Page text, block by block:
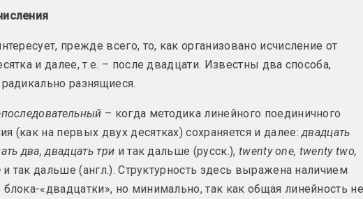
Ciažar blukannia /
Бремя странствий
2024, серия объектов
Feeding the
2024, живопись
of
Анастасия Дубровина
Kapliczki
Warszawskie
2024, фотосерия
Дина Леонова
Keep Silent
2024, живопись
прежде всего, то, как организовано исчисление от
и далее, т.е. – после двадцати. Известны два способа,
радикально разнящиеся.
– когда методика линейного поединичного
(как на первых двух десятках) сохраняется и далее:двадцать
два, двадцать три и так дальше (русск.), twenty one, twenty two,
и так дальше (англ.). Структурность здесь выражена наличием
блока-«двадцатки», но минимально, так как общая линейность не